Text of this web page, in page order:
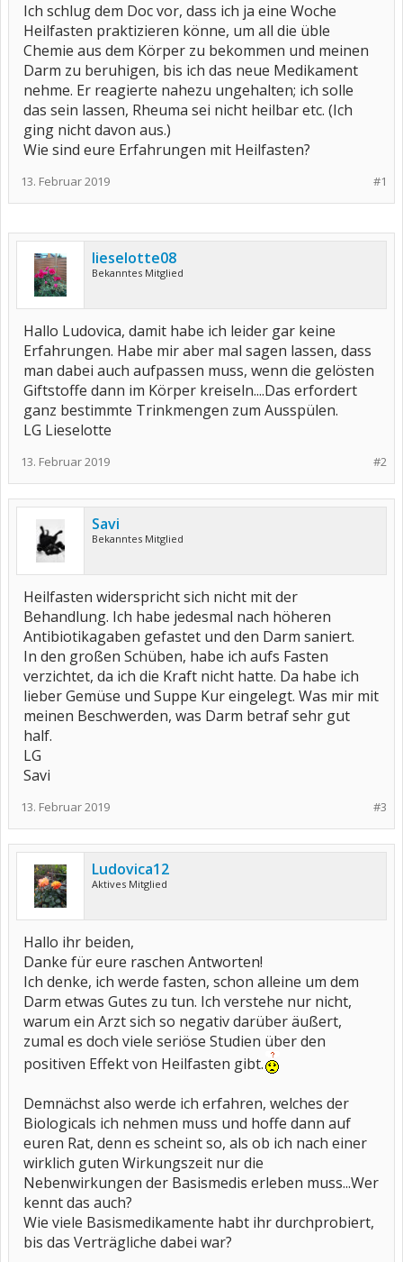
Ich schlug dem Doc vor, dass ich ja eine Woche
Heilfasten praktizieren könne, um all die üble
Chemie aus dem Körper zu bekommen und meinen
Darm zu beruhigen, bis ich das neue Medikament
nehme. Er reagierte nahezu ungehalten; ich solle
das sein lassen, Rheuma sei nicht heilbar etc. (Ich
ging nicht davon aus.)
Wie sind eure Erfahrungen mit Heilfasten?
#1
13. Februar 2019
lieselotte08
Bekanntes Mitglied
Hallo Ludovica, damit habe ich leider gar keine
Erfahrungen. Habe mir aber mal sagen lassen, dass
man dabei auch aufpassen muss, wenn die gelösten
Giftstoffe dann im Körper kreiseln....Das erfordert
ganz bestimmte Trinkmengen zum Ausspülen.
LG Lieselotte
#2
13. Februar 2019
Savi
Bekanntes Mitglied
Heilfasten widerspricht sich nicht mit der
Behandlung. Ich habe jedesmal nach höheren
Antibiotikagaben gefastet und den Darm saniert.
In den großen Schüben, habe ich aufs Fasten
verzichtet, da ich die Kraft nicht hatte. Da habe ich
lieber Gemüse und Suppe Kur eingelegt. Was mir mit
meinen Beschwerden, was Darm betraf sehr gut
half.
LG
Savi
#3
13. Februar 2019
Ludovica12
Aktives Mitglied
Hallo ihr beiden,
Danke für eure raschen Antworten!
Ich denke, ich werde fasten, schon alleine um dem
Darm etwas Gutes zu tun. Ich verstehe nur nicht,
warum ein Arzt sich so negativ darüber äußert,
zumal es doch viele seriöse Studien über den
positiven Effekt von Heilfasten gibt.
Demnächst also werde ich erfahren, welches der
Biologicals ich nehmen muss und hoffe dann auf
euren Rat, denn es scheint so, als ob ich nach einer
wirklich guten Wirkungszeit nur die
Nebenwirkungen der Basismedis erleben muss...Wer
kennt das auch?
Wie viele Basismedikamente habt ihr durchprobiert,
bis das Verträgliche dabei war?